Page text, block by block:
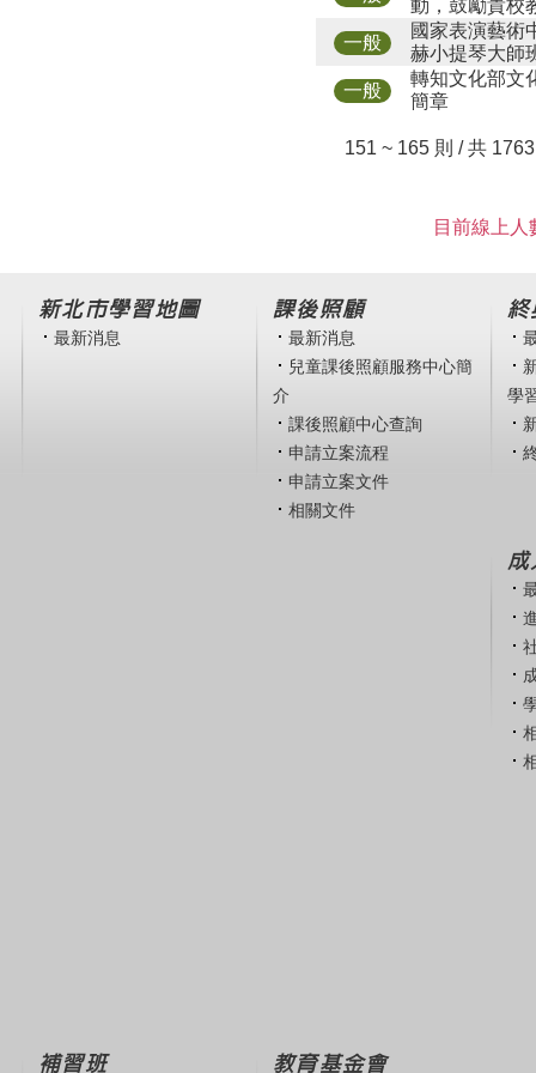
動，鼓勵貴校
一般
國家表演藝術
赫小提琴大師
一般
轉知文化部文
簡章
151 ~ 165 則 / 共
目前線上
新北市學習地圖
最新消息
課後照顧
最新消息
兒童課後照顧服務中心簡
介
課後照顧中心查詢
申請立案流程
申請立案文件
相關文件
終
學
補習班 教育基金會